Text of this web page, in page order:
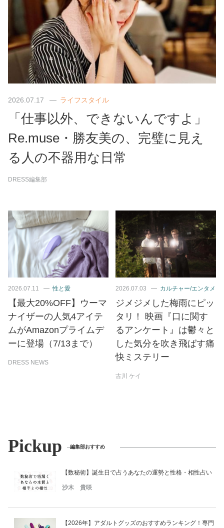
2026.07.17 ライフスタイル
「仕事以外、できないんですよ」
Re.muse・勝友美の、完璧に見え
る人の不器用な日常
DRESS編集部
2026.07.11 性と愛
【最大20%OFF】ウーマ
ナイザーの人気4アイテ
ムがAmazonプライムデ
ーに登場（7/13まで）
DRESS NEWS
2026.07.03 カルチャー/エンタメ
ジメジメした梅雨にピッ
タリ！ 映画『口に関す
るアンケート』は鬱々と
した気分を吹き飛ばす痛
快ミステリー
古川 ケイ
Pickup 編集部おすすめ
【数秘術】誕生日で占うあなたの運勢と性格・相性占い
沙木 貴咲
【2026年】アダルトグッズのおすすめランキング！専門